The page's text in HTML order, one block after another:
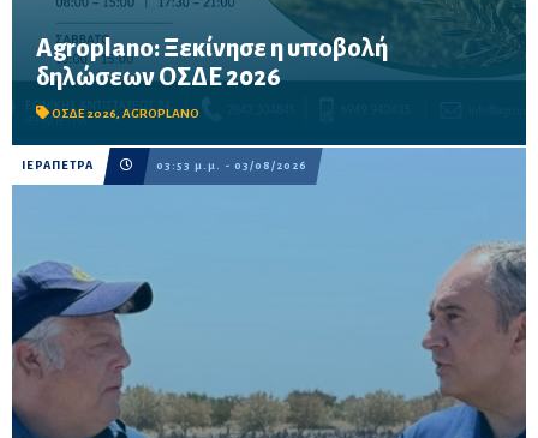
Agroplano: Ξεκίνησε η υποβολή
δηλώσεων ΟΣΔΕ 2026
ΟΣΔΕ 2026, AGROPLANO
Έως τις 16 Οκτωβρίου η προθεσμία υποβολής – Δυνατότητα
προκαταβολής των ενισχύσεων για τους παραγωγούς που θα
καταθέσουν την αίτησή τους μέχρι τις 15 Σεπτεμβρίου.
ΙΕΡΑΠΕΤΡΑ 03:53 μ.μ. - 03/08/2026